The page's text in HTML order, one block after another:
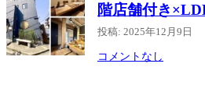
階店舗付き
投稿: 2025年12月9日
コメントなし